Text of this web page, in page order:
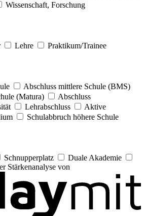
Wissenschaft, Forschung
Lehre Praktikum/Trainee
Abschluss mittlere Schule (BMS)
(Matura)
Abschluss
Lehrabschluss
Aktive
Schulabbruch höhere Schule
Schnupperplatz
Duale Akademie
Stärkenanalyse von